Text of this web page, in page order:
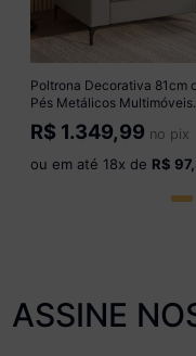
Poltrona Decorativa 81cm
Pés Metálicos Multimóveis
CR45344 Bege
R$ 1.349,99 no pix
ou em até 18x de R$
ASSINE